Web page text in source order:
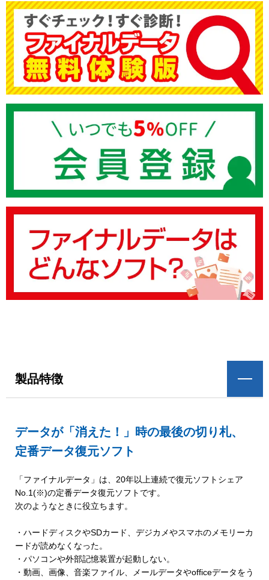
製品特徴
データが「消えた！」時の最後の切り札、
定番データ復元ソフト
「ファイナルデータ」は、20年以上連続で復元ソフトシェア
No.1(※)の定番データ復元ソフトです。
次のようなときに役立ちます。
・ハードディスクやSDカード、デジカメやスマホのメモリーカ
ードが読めなくなった。
・パソコンや外部記憶装置が起動しない。
・動画、画像、音楽ファイル、メールデータやofficeデータをう